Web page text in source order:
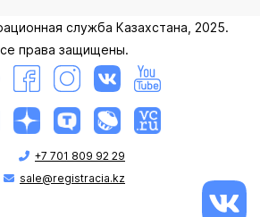
служба Казахстана, 2025.
права защищены.
+7 701 809 92 29
sale@registracia.kz